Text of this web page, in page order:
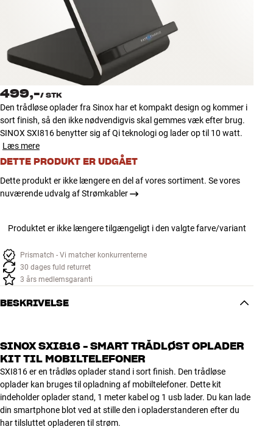
Tilbehør
INSPIRATION
MÆRKER
NYHEDER
TILBUD
Find Butik
Kundeservice
Log ind
499,-/ STK
Den trådløse oplader fra Sinox har et kompakt design og kommer i
sort finish, så den ikke nødvendigvis skal gemmes væk efter brug.
SINOX SXI816 benytter sig af Qi teknologi og lader op til 10 watt.
Læs mere
DETTE PRODUKT ER UDGÅET
Dette produkt er ikke længere en del af vores sortiment. Se vores
nuværende udvalg af Strømkabler
Produktet er ikke længere tilgængeligt i den valgte farve/variant
Prismatch - Vi matcher konkurrenterne
30 dages fuld returret
3 års medlemsgaranti
BESKRIVELSE
SINOX SXI816 - SMART TRÅDLØST OPLADER
KIT TIL MOBILTELEFONER
SXI816 er en trådløs oplader stand i sort finish. Den trådløse
oplader kan bruges til opladning af mobiltelefoner. Dette kit
indeholder oplader stand, 1 meter kabel og 1 usb lader. Du kan lade
din smartphone blot ved at stille den i opladerstanderen efter du
har tilsluttet opladeren til strøm.